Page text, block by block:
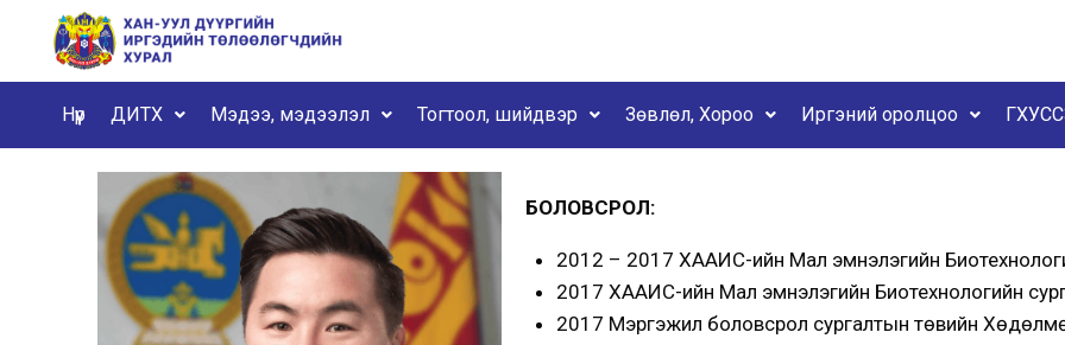
Нүүр ДИТХ Мэдээ, мэдээлэл Тогтоол, шийдвэр Зөвлөл, Хороо Иргэний оролцоо
БОЛОВСРОЛ:
2012 – 2017 ХААИС-ийн Мал эмнэлэгийн
2017 ХААИС-ийн Мал эмнэлэгийн Биотехнологийн
2017 Мэргэжил боловсрол сургалтын төвийн